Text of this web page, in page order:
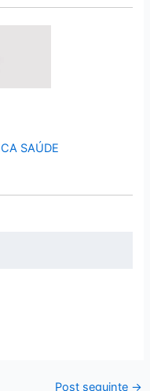
SAÚDE
Post seguinte →